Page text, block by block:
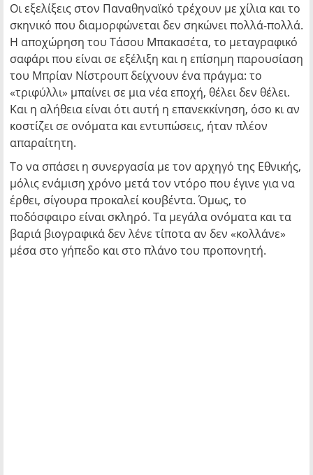
Οι εξελίξεις στον Παναθηναϊκό τρέχουν με χίλια και το
σκηνικό που διαμορφώνεται δεν σηκώνει πολλά-πολλά.
Η αποχώρηση του Τάσου Μπακασέτα, το μεταγραφικό
σαφάρι που είναι σε εξέλιξη και η επίσημη παρουσίαση
του Μπρίαν Νίστρουπ δείχνουν ένα πράγμα: το
«τριφύλλι» μπαίνει σε μια νέα εποχή, θέλει δεν θέλει.
Και η αλήθεια είναι ότι αυτή η επανεκκίνηση, όσο κι αν
κοστίζει σε ονόματα και εντυπώσεις, ήταν πλέον
απαραίτητη.
Το να σπάσει η συνεργασία με τον αρχηγό της Εθνικής,
μόλις ενάμιση χρόνο μετά τον ντόρο που έγινε για να
έρθει, σίγουρα προκαλεί κουβέντα. Όμως, το
ποδόσφαιρο είναι σκληρό. Τα μεγάλα ονόματα και τα
βαριά βιογραφικά δεν λένε τίποτα αν δεν «κολλάνε»
μέσα στο γήπεδο και στο πλάνο του προπονητή.